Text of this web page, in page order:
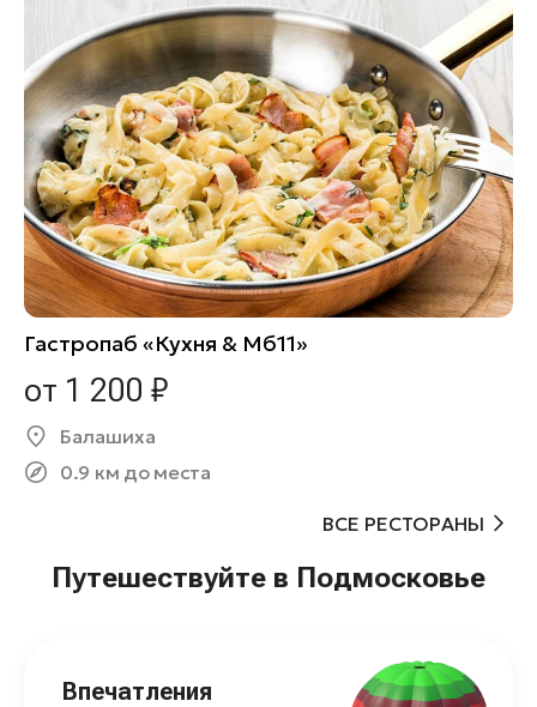
Гастропаб «Кухня & Мб11»
от 1 200 ₽
Балашиха
0.9 км до места
ВСЕ РЕСТОРАНЫ
Путешествуйте в Подмосковье
Впечатления